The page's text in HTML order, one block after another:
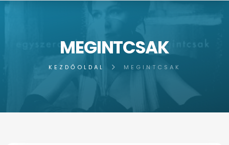
MEGINTCSAK
KEZDŐOLDAL MEGINTCSAK